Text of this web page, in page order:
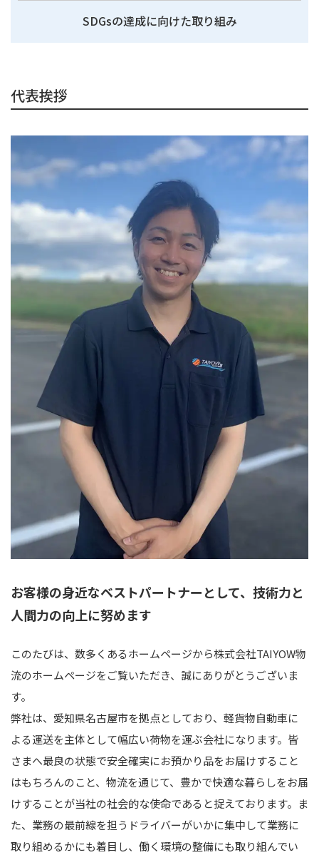
SDGsの達成に向けた取り組み
代表挨拶
お客様の身近なベストパートナーとして、技術力と
人間力の向上に努めます
このたびは、数多くあるホームページから株式会社TAIYOW物
流のホームページをご覧いただき、誠にありがとうございま
す。
弊社は、愛知県名古屋市を拠点としており、軽貨物自動車に
よる運送を主体として幅広い荷物を運ぶ会社になります。皆
さまへ最良の状態で安全確実にお預かり品をお届けすること
はもちろんのこと、物流を通じて、豊かで快適な暮らしをお届
けすることが当社の社会的な使命であると捉えております。ま
た、業務の最前線を担うドライバーがいかに集中して業務に
取り組めるかにも着目し、働く環境の整備にも取り組んでい